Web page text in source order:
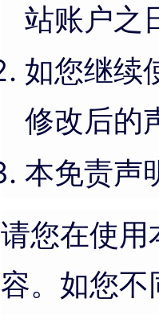
站账户之
如您继续
修改后的
本免责声
请您在使用
容。如您